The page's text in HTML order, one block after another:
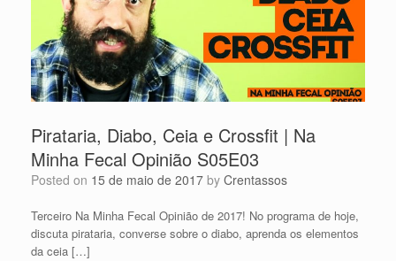
Pirataria, Diabo, Ceia e Crossfit | Na
Minha Fecal Opinião S05E03
Posted on 15 de maio de 2017 by Crentassos
Terceiro Na Minha Fecal Opinião de 2017! No programa de hoje,
discuta pirataria, converse sobre o diabo, aprenda os elementos
da ceia […]